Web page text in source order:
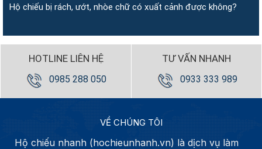
Hộ chiếu bị rách, ướt, nhòe chữ có xuất cảnh được không?
HOTLINE LIÊN HỆ
0985 288 050
TƯ VẤN NHANH
0933 333 989
VỀ CHÚNG TÔI
Hộ chiếu nhanh (hochieunhanh.vn) là dịch vụ làm